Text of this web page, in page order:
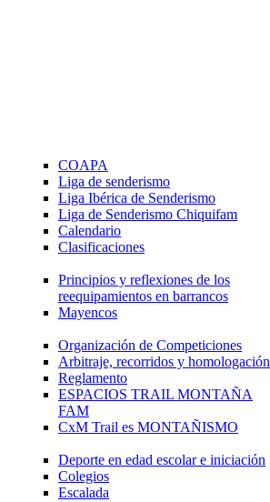
COAPA
Liga de senderismo
Liga Ibérica de Senderismo
Liga de Senderismo Chiquifam
Calendario
Clasificaciones
Principios y reflexiones de los
reequipamientos en barrancos
Mayencos
Organización de Competiciones
Arbitraje, recorridos y homologación
Reglamento
ESPACIOS TRAIL MONTAÑA
FAM
CxM Trail es MONTAÑISMO
Deporte en edad escolar e iniciación
Colegios
Escalada